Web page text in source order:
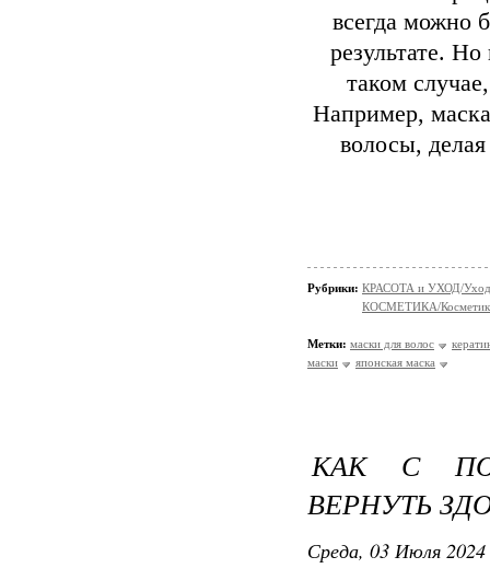
всегда можно
результате.
таком
Например, маска
волосы,
Рубрики: КРАСОТА и УХОД/Уход
КОСМЕТИКА/
Метки: маски для волос
маски
японская маска
КАК С
ВЕРНУТЬ
Среда, 03 Июля